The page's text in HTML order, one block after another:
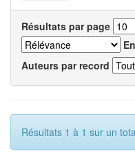
Résultats par page
Auteurs par record
Résultats 1 à 1 sur un